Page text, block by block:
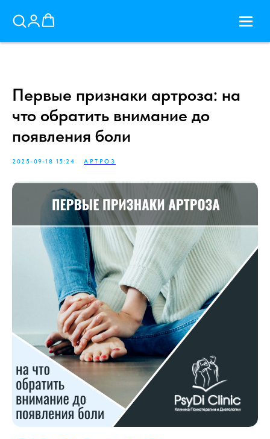
Первые признаки артроза: на
что обратить внимание до
появления боли
2025-09-18 15:24 АРТРОЗ